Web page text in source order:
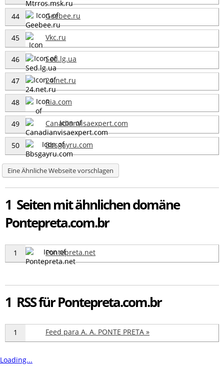
44 Geebee.ru
45 Vkc.ru
46 Sed.lg.ua
47 24.net.ru
48 Ria.com
49 Canadianvisaexpert.com
50 Bbsgayru.com
Eine Ähnliche Webseite vorschlagen
1 Seiten mit ähnlichen domäne
Pontepreta.com.br
1 Pontepreta.net
1 RSS für Pontepreta.com.br
1 Feed para A. A. PONTE PRETA »
Loading...